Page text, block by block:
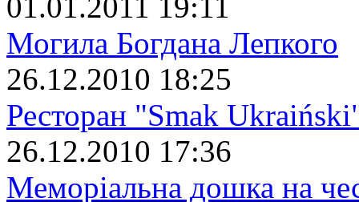
Могила Богдана Лепкого
26.12.2010 18:25
Ресторан "Smak
26.12.2010 17:36
Меморіальна дошка на